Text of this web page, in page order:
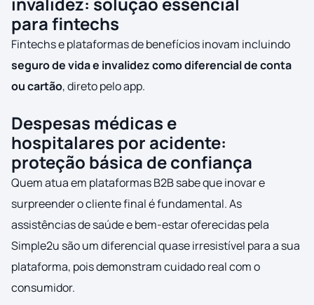
para fintechs
Fintechs e plataformas de benefícios inovam incluindo
seguro de vida e invalidez como diferencial de conta
ou cartão, direto pelo app.
Despesas médicas e
hospitalares por acidente:
proteção básica de confiança
Quem atua em plataformas B2B sabe que inovar e
surpreender o cliente final é fundamental. As
assistências de saúde e bem-estar oferecidas pela
Simple2u são um diferencial quase irresistível para a sua
plataforma, pois demonstram cuidado real com o
consumidor.